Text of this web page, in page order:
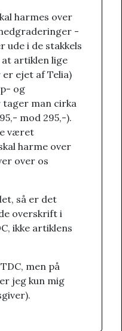
harmes over
-
ude i de stakkels
artiklen lige
er ejet af Telia)
og
man cirka
mod 295,-).
været
harme over
over os
så er det
overskrift i
ikke artiklens
men på
jeg kun mig